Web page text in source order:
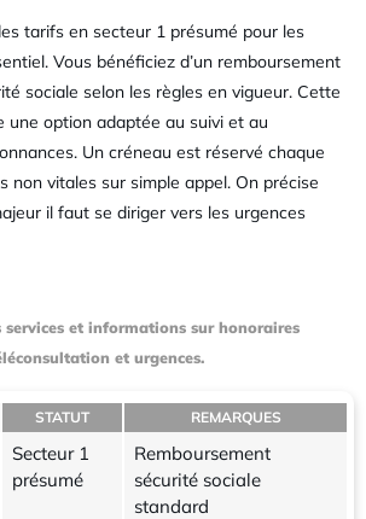
tarifs en secteur 1 présumé pour les
Vous bénéficiez d’un remboursement
sociale selon les règles en vigueur. Cette
une option adaptée au suivi et au
Un créneau est réservé chaque
non vitales sur simple appel. On précise
il faut se diriger vers les urgences
services et informations sur honoraires
et urgences.
STATUT REMARQUES
Secteur 1
présumé
Remboursement
sécurité sociale
standard